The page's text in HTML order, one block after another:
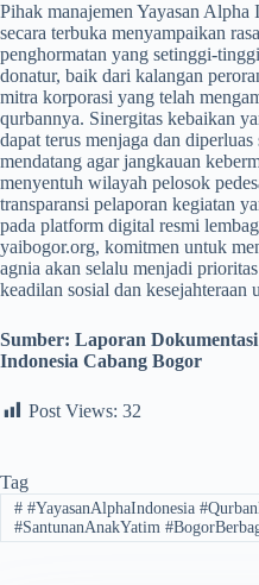
​Pihak manajemen Yayasan
secara terbuka menyampaikan
penghormatan yang setinggi-
donatur, baik dari kalangan
mitra korporasi yang telah
qurbannya. Sinergitas kebaikan
dapat terus menjaga dan diperluas
mendatang agar jangkauan
menyentuh wilayah pelosok
transparansi pelaporan kegiatan
pada platform digital resmi
yaibogor.org, komitmen untuk
agnia akan selalu menjadi
keadilan sosial dan kesejahteraan
Sumber: Laporan
Indonesia Cabang Bogor
Post Views: 32
Tag
##YayasanAlphaIndonesia
#SantunanAnakYatim